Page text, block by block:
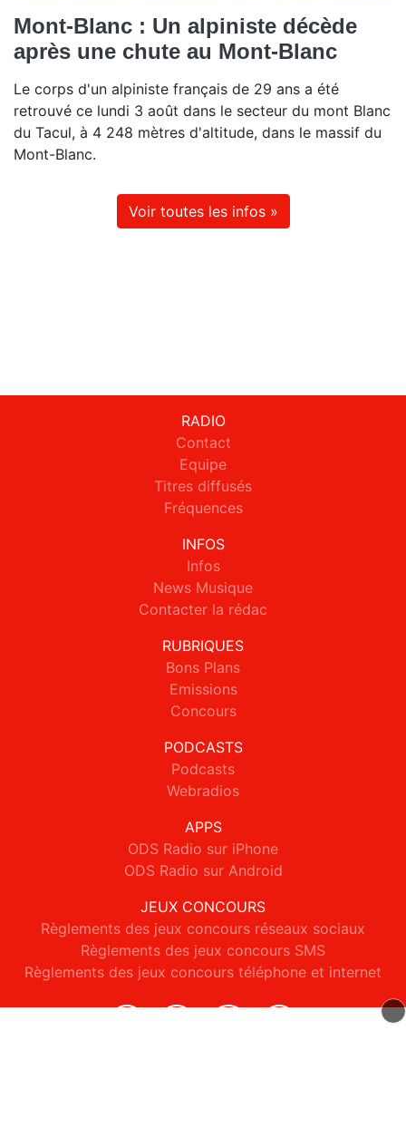
Mont-Blanc : Un alpiniste décède
après une chute au Mont-Blanc
Le corps d'un alpiniste français de 29 ans a été
retrouvé ce lundi 3 août dans le secteur du mont Blanc
du Tacul, à 4 248 mètres d'altitude, dans le massif du
Mont-Blanc.
Voir toutes les infos »
RADIO
Contact
Equipe
Titres diffusés
Fréquences
INFOS
Infos
News Musique
Contacter la rédac
RUBRIQUES
Bons Plans
Emissions
Concours
PODCASTS
Podcasts
Webradios
APPS
ODS Radio sur iPhone
ODS Radio sur Android
JEUX CONCOURS
Règlements des jeux concours réseaux sociaux
Règlements des jeux concours SMS
Règlements des jeux concours téléphone et internet